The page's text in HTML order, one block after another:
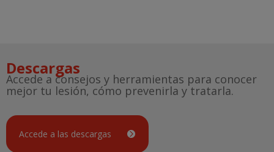
Descargas
Accede a consejos y herramientas para conocer
mejor tu lesión, cómo prevenirla y tratarla.
Accede a las descargas